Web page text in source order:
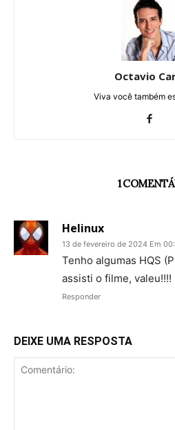
Octavio
Viva você também
1
Helinux
13 de fevereiro de 2024 Em
Tenho algumas HQS
assisti o filme, valeu!!!!
Responder
DEIXE UMA RESPOSTA